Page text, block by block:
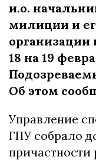
и.о.
милиции и
18 на 19
Об этом
Управление
ГПУ собрало
причастности